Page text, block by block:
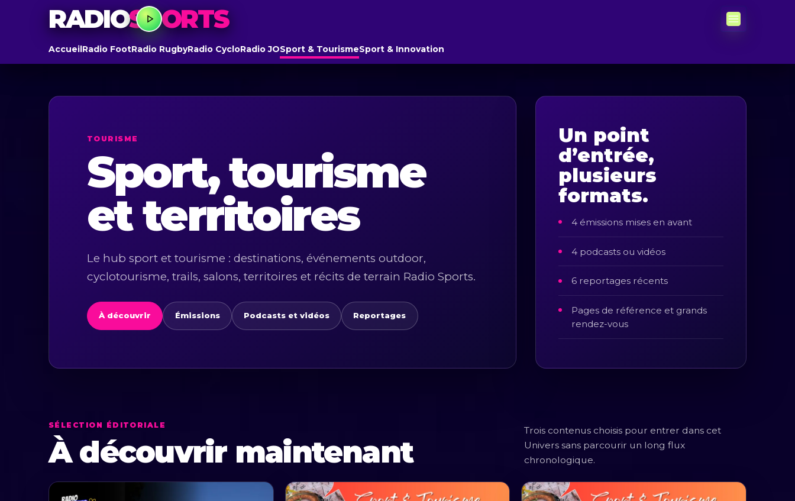
RADIOSPORTS
AccueilRadio FootRadio RugbyRadio CycloRadio JOSport & TourismeSport & Innovation
TOURISME
Sport, tourisme
et territoires
Le hub sport et tourisme : destinations, événements outdoor,
cyclotourisme, trails, salons, territoires et récits de terrain Radio Sports.
À découvrir Émissions Podcasts et vidéos Reportages
Un point
d’entrée,
plusieurs
formats.
4 émissions mises en avant
4 podcasts ou vidéos
6 reportages récents
Pages de référence et grands
rendez-vous
SÉLECTION ÉDITORIALE
À découvrir maintenant
Trois contenus choisis pour entrer dans cet
Univers sans parcourir un long flux
chronologique.